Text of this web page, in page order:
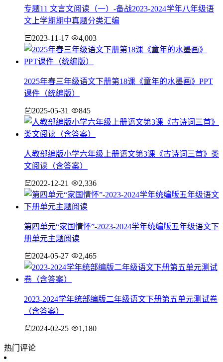
专题11 文言文阅读（一）-备战2023-2024学年八年级语
文上学期期中真题分类汇编
2023-11-17 4,003
2025年春三年级语文下册第18课《童年的水墨画》PPT
课件（统编版）
2025-05-31 845
人教部编版小学六年级上册语文第3课《古诗词三首》类
文阅读（含答案）
2022-12-21 2,336
第四单元“家国情怀”-2023-2024学年统编版五年级语文下
册单元主题阅读
2024-05-27 2,465
2023-2024学年统部编版二年级语文下册第五单元测试卷
（含答案）
2024-02-25 1,180
热门评论